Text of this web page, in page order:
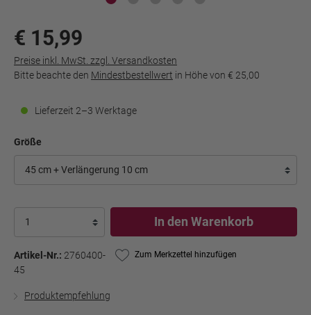
€ 15,99
Preise inkl. MwSt. zzgl. Versandkosten
Bitte beachte den Mindestbestellwert in Höhe von € 25,00
Lieferzeit 2–3 Werktage
Größe
In den Warenkorb
Artikel-Nr.: 2760400-
45
Zum Merkzettel hinzufügen
Produktempfehlung